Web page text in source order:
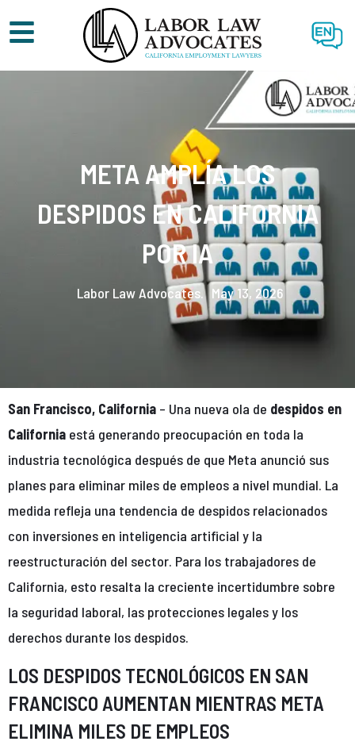
EN
META AMPLÍA LOS
DESPIDOS EN CALIFORNIA
POR IA
Labor Law Advocates. May 13, 2026
San Francisco, California – Una nueva ola de despidos en
California está generando preocupación en toda la
industria tecnológica después de que Meta anunció sus
planes para eliminar miles de empleos a nivel mundial. La
medida refleja una tendencia de despidos relacionados
con inversiones en inteligencia artificial y la
reestructuración del sector. Para los trabajadores de
California, esto resalta la creciente incertidumbre sobre
la seguridad laboral, las protecciones legales y los
derechos durante los despidos.
LOS DESPIDOS TECNOLÓGICOS EN SAN
FRANCISCO AUMENTAN MIENTRAS META
ELIMINA MILES DE EMPLEOS